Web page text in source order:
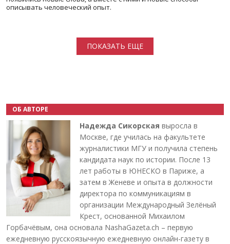
описывать человеческий опыт.
ПОКАЗАТЬ ЕЩЕ
ОБ АВТОРЕ
Надежда Сикорская выросла в
Москве, где училась на факультете
журналистики МГУ и получила степень
кандидата наук по истории. После 13
лет работы в ЮНЕСКО в Париже, а
затем в Женеве и опыта в должности
директора по коммуникациям в
организации Международный Зелёный
Крест, основанной Михаилом
Горбачёвым, она основала NashaGazeta.ch – первую
ежедневную русскоязычную ежедневную онлайн-газету в